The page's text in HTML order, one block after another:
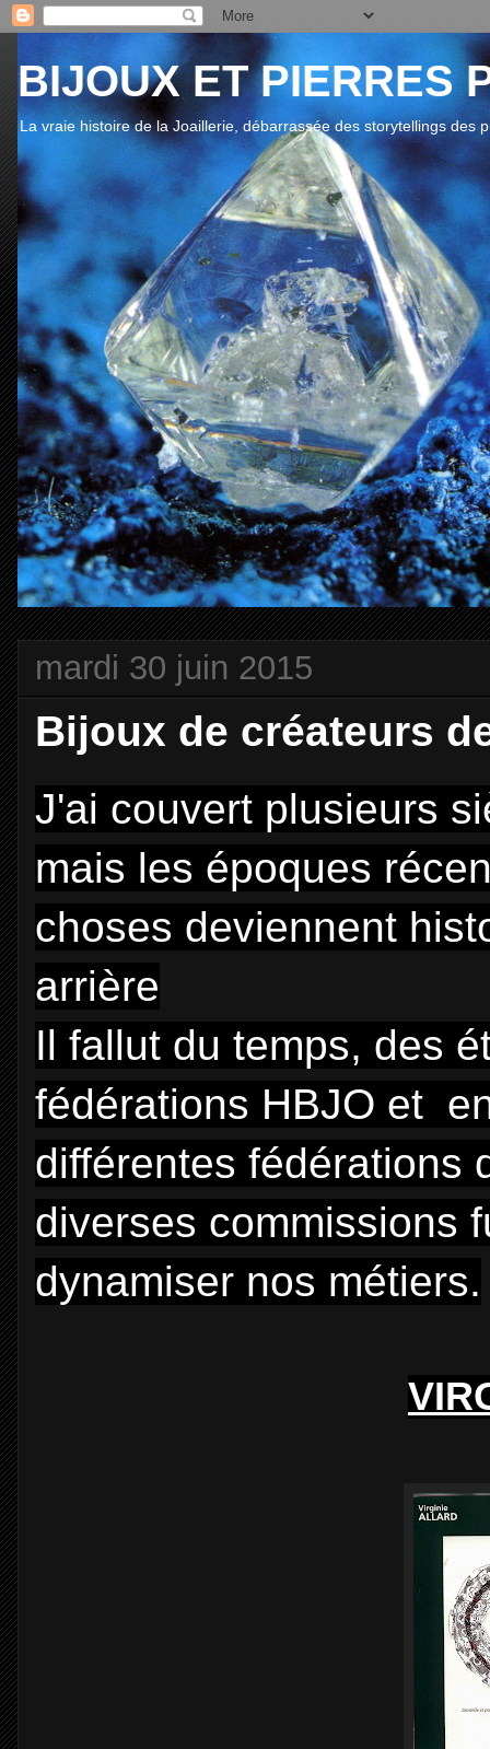
BIJOUX ET PIERRES
La vraie histoire de la Joaillerie, débarrassée des storytellings des
mardi 30 juin 2015
Bijoux de créateurs
J'ai couvert plusieurs
mais les époques
choses deviennent
arrière
Il fallut du temps, des
fédérations HBJO et
différentes fédérations
diverses commissions
dynamiser nos métiers.